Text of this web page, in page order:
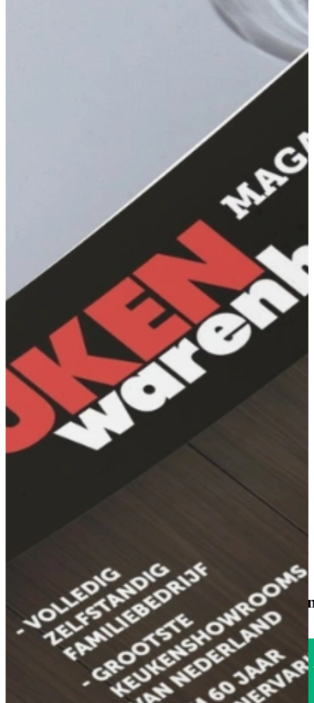
Bekijk onze Taupe Keukens
Bekijk onze Beige Keukens
Bekijk onze Greige Keukens
Bruin
Bekijk onze Bruine Keukens
Bekijk onze Grijze Keukens
Antraciet
Bekijk onze Antraciet Keukens
Magnolia
Bekijk onze Magnolia Keukens
Blauw
Bekijk onze Blauwe Keukens
1785 klanten geven
Uitstekend